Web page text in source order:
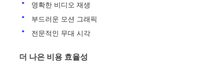
명확한 비디오 재생
부드러운 모션 그래픽
전문적인 무대 시각
더 나은 비용 효율성